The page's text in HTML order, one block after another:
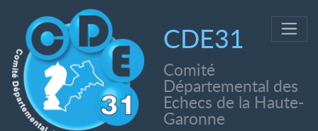
CDE31
Comité
Départemental des
Echecs de la Haute-
Garonne